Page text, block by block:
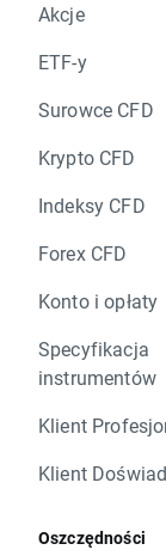
Akcje
ETF-y
Surowce CFD
Krypto CFD
Indeksy CFD
Forex CFD
Konto i opłaty
Specyfikacja
instrumentów
Klient
Klient
Oszczędności